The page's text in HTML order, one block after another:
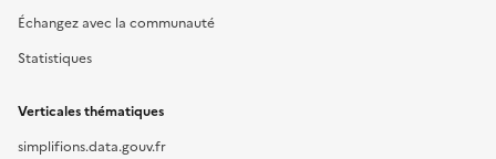
Échangez avec la communauté
Statistiques
Verticales thématiques
simplifions.data.gouv.fr